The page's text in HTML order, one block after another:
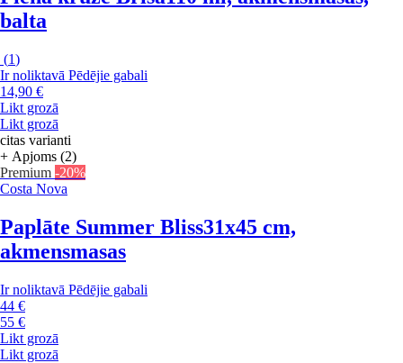
balta
(1)
Ir noliktavā Pēdējie gabali
14,90 €
Likt grozā
Likt grozā
citas varianti
+ Apjoms (2)
Premium -20%
Costa Nova
Paplāte Summer Bliss31x45 cm,
akmensmasas
Ir noliktavā Pēdējie gabali
44 €
55 €
Likt grozā
Likt grozā